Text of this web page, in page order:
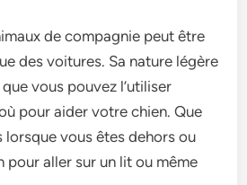
de compagnie peut être
des voitures. Sa nature légère
vous pouvez l’utiliser
pour aider votre chien. Que
lorsque vous êtes dehors ou
pour aller sur un lit ou même